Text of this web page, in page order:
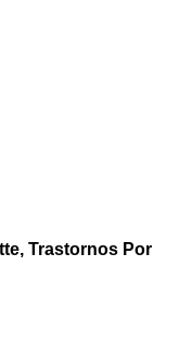
Trastornos Por